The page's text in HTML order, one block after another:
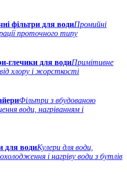
фільтри для водиПромийні
проточного типу
глечики для водиПримітивне
хлору і жорсткості
Фільтри з вбудованою
води, нагріванням і
для водиКулери для води,
і нагріву води з бутлів